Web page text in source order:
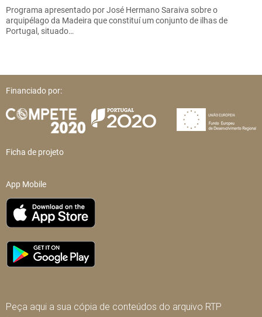
Programa apresentado por José Hermano Saraiva sobre o
arquipélago da Madeira que constituí um conjunto de ilhas de
Portugal, situado…
Financiado por:
Ficha de projeto
App Mobile
Peça aqui a sua cópia de conteúdos do arquivo RTP